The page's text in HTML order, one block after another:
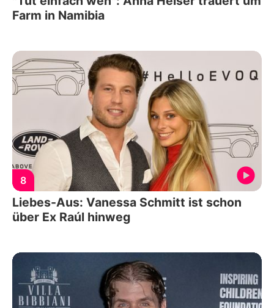
Farm in Namibia
8
Liebes-Aus: Vanessa Schmitt ist schon
über Ex Raúl hinweg